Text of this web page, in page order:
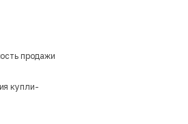
продажи
купли-